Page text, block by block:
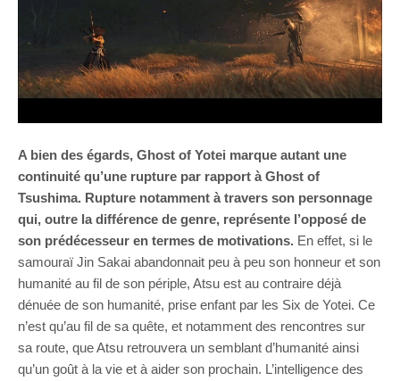
A bien des égards, Ghost of Yotei marque autant une
continuité qu’une rupture par rapport à Ghost of
Tsushima. Rupture notamment à travers son personnage
qui, outre la différence de genre, représente l’opposé de
son prédécesseur en termes de motivations. En effet, si le
samouraï Jin Sakai abandonnait peu à peu son honneur et son
humanité au fil de son périple, Atsu est au contraire déjà
dénuée de son humanité, prise enfant par les Six de Yotei. Ce
n’est qu’au fil de sa quête, et notamment des rencontres sur
sa route, que Atsu retrouvera un semblant d’humanité ainsi
qu’un goût à la vie et à aider son prochain. L’intelligence des